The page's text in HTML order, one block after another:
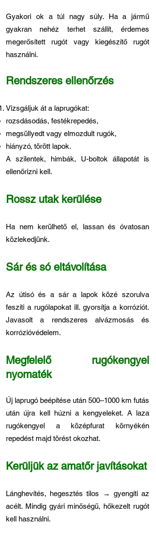
Gyakori ok a túl nagy súly. Ha a jármű
gyakran nehéz terhet szállít, érdemes
megerősített rugót vagy kiegészítő rugót
használni.
Rendszeres ellenőrzés
Vizsgáljuk át a laprugókat:
rozsdásodás, festékrepedés,
megsüllyedt vagy elmozdult rugók,
hiányzó, törött lapok.
A szilentek, himbák, U-boltok állapotát is
ellenőrizni kell.
Rossz utak kerülése
Ha nem kerülhető el, lassan és óvatosan
közlekedjünk.
Sár és só eltávolítása
Az útisó és a sár a lapok közé szorulva
feszíti a rugólapokat ill. gyorsítja a korróziót.
Javasolt a rendszeres alvázmosás és
korrózióvédelem.
Megfelelő rugókengyel
nyomaték
Új laprugó beépítése után 500–1000 km futás
után újra kell húzni a kengyeleket. A laza
rugókengyel a középfurat környékén
repedést majd törést okozhat.
Kerüljük az amatőr javításokat
Lánghevítés, hegesztés tilos → gyengíti az
acélt. Mindig gyári minőségű, hőkezelt rugót
kell használni.